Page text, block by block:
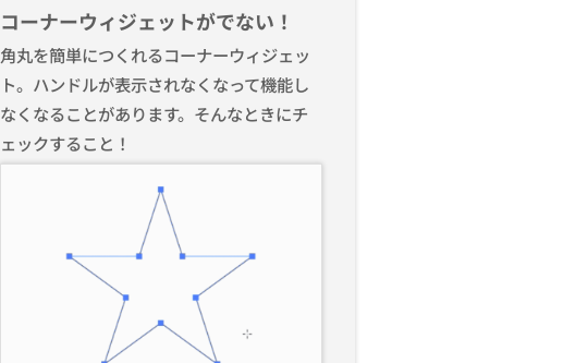
コーナーウィジェットがでない！
角丸を簡単につくれるコーナーウィジェッ
ト。ハンドルが表示されなくなって機能し
なくなることがあります。そんなときにチ
ェックすること！